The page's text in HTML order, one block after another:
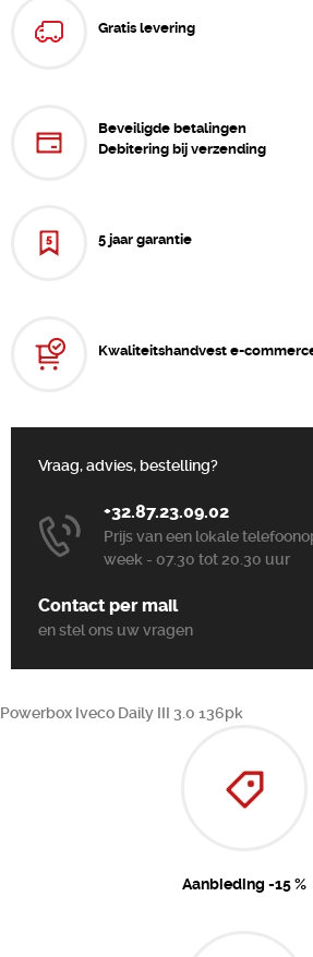
Gratis levering
Beveiligde betalingen
Debitering bij verzending
5 jaar garantie
Kwaliteitshandvest e-
Vraag, advies, bestelling?
+32.87.23.09.02
Prijs van een lokale
week - 07.30 tot 20.30 uur
Contact per mail
en stel ons uw vragen
Powerbox Iveco Daily III 3.0 136pk
Aanbieding -15 %